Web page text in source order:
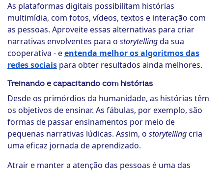
As plataformas digitais possibilitam histórias
multimídia, com fotos, vídeos, textos e interação com
as pessoas. Aproveite essas alternativas para criar
narrativas envolventes para o storytellingda sua
cooperativa - eentenda melhor os algoritmos das
redes sociais para obter resultados ainda melhores.
Treinando e capacitando com histórias
Desde os primórdios da humanidade, as histórias têm
os objetivos de ensinar. As fábulas, por exemplo, são
formas de passar ensinamentos por meio de
pequenas narrativas lúdicas. Assim, o storytellingcria
uma eficaz jornada de aprendizado.
Atrair e manter a atenção das pessoas é uma das